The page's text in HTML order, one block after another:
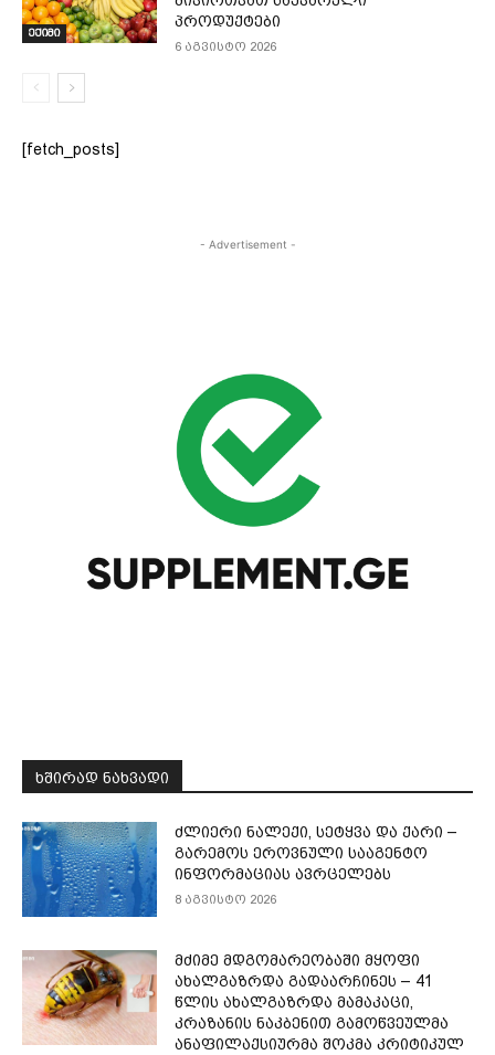
ექიმი
პროდუქტები
6 აგვისტო 2026
[fetch_posts]
- Advertisement -
ᲮᲨᲘᲠᲐᲓ ᲜᲐᲮᲕᲐᲓᲘ
ძლიერი ნალექი, სეტყვა და ქარი –
გარემოს ეროვნული სააგენტო
ინფორმაციას ავრცელებს
8 აგვისტო 2026
მძიმე მდგომარეობაში მყოფი
ახალგაზრდა გადაარჩინეს – 41
წლის ახალგაზრდა მამაკაცი,
კრაზანის ნაკბენით გამოწვეულმა
ანაფილაქსიურმა შოკმა კრიტიკულ